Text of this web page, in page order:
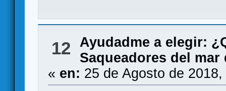
12
Ayudadme a elegir:
Saqueadores del mar
« en: 25 de Agosto de